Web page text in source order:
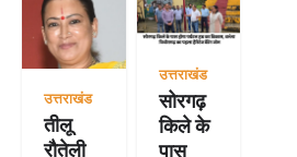
उत्तराखंड
तीलू
रौतेली
उत्तराखंड
सोरगढ़
किले के
पास